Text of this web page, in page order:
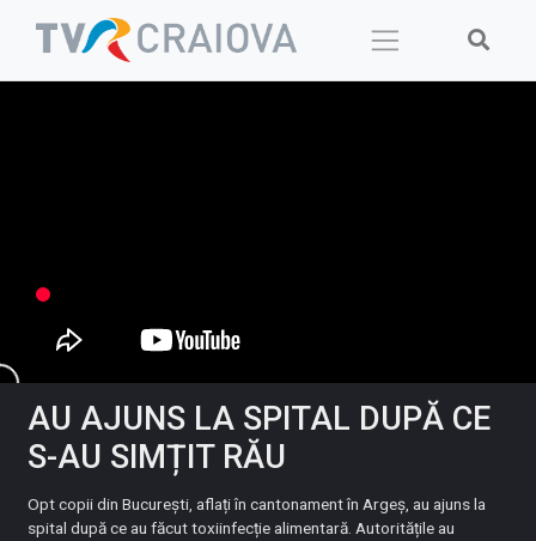
AU AJUNS LA SPITAL DUPĂ CE
S-AU SIMȚIT RĂU
Opt copii din București, aflați în cantonament în Argeș, au ajuns la
spital după ce au făcut toxiinfecție alimentară. Autoritățile au